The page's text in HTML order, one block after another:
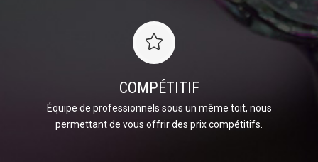
COMPÉTITIF
Équipe de professionnels sous un même toit, nous
permettant de vous offrir des prix compétitifs.